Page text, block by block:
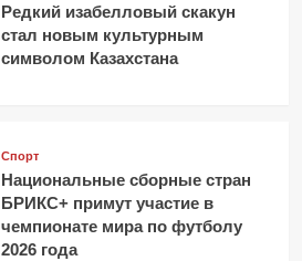
Редкий изабелловый скакун
стал новым культурным
символом Казахстана
Спорт
Национальные сборные стран
БРИКС+ примут участие в
чемпионате мира по футболу
2026 года